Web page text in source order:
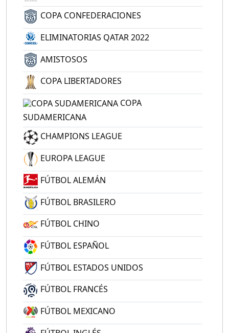
COPA CONFEDERACIONES
ELIMINATORIAS QATAR 2022
AMISTOSOS
COPA LIBERTADORES
COPA
SUDAMERICANA
CHAMPIONS LEAGUE
EUROPA LEAGUE
FÚTBOL ALEMÁN
FÚTBOL BRASILERO
FÚTBOL CHINO
FÚTBOL ESPAÑOL
FÚTBOL ESTADOS UNIDOS
FÚTBOL FRANCÉS
FÚTBOL MEXICANO